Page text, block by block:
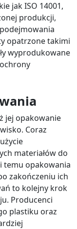
jak ISO 14001,
produkcji,
opatrzone takimi
wyprodukowane
jej opakowanie
Coraz
materiałów do
temu opakowania
zakończeniu ich
to kolejny krok
Producenci
plastiku oraz